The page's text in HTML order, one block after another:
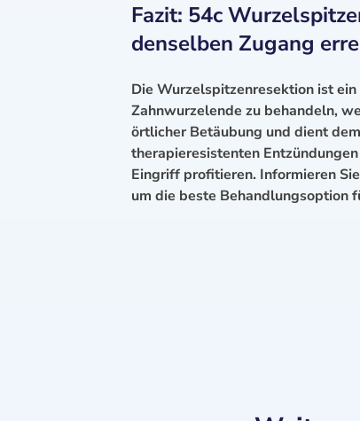
Fazit: 54c
denselben Zugang
Die Wurzelspitzenresektion ist
Zahnwurzelende zu behandeln,
örtlicher Betäubung und dient
therapieresistenten
Eingriff profitieren. Informieren
um die beste Behandlungsoption